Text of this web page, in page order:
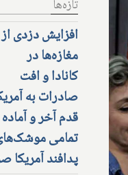
تازه‌ها
افزایش دزدی از
مغازه‌ها در
کانادا و افت
صادرات به
قدم آخر و
پدافند